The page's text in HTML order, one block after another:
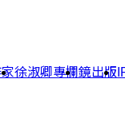
徐淑卿專欄鏡出版